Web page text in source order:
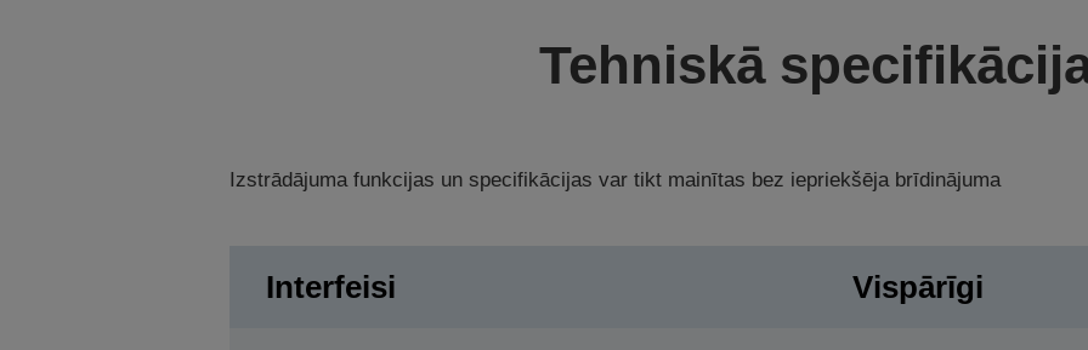
Tehniskā
Izstrādājuma funkcijas un specifikācijas var tikt mainītas bez iepriekšēja brīdinājuma
Interfeisi Vispārīgi